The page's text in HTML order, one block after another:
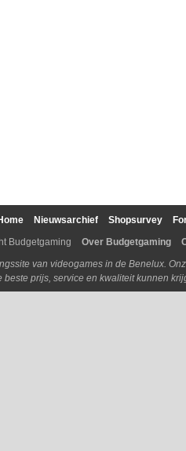
Nieuwsarchief Shopsurvey
Budgetgaming
Over Budgetgaming
van videogames in de Benelux.
beste prijs, service en kwaliteit kunnen